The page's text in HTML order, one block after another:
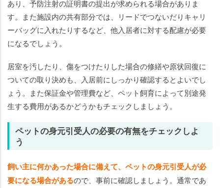
あり、予防注射の証明書の提出が求められる場合がありま
す。また施設内の共有部分では、リードでつないだりキャリ
ーバッグに入れたりするなど、他入居者に対する配慮が必要
になるでしょう。
居室を汚したり、傷をつけたりした場合の修繕や原状回復に
ついての取り決めも、入居前にしっかり確認するとよいでし
ょう。また保証金や管理費など、ペット飼育によって別途発
生する費用があるかどうかもチェックしましょう。
ペットの身元引受人の必要の有無をチェックしよ
う
飼い主に何かあった場合に備えて、ペットの身元引受人が必
要になる場合があるので、事前に確認しましょう。通常であ